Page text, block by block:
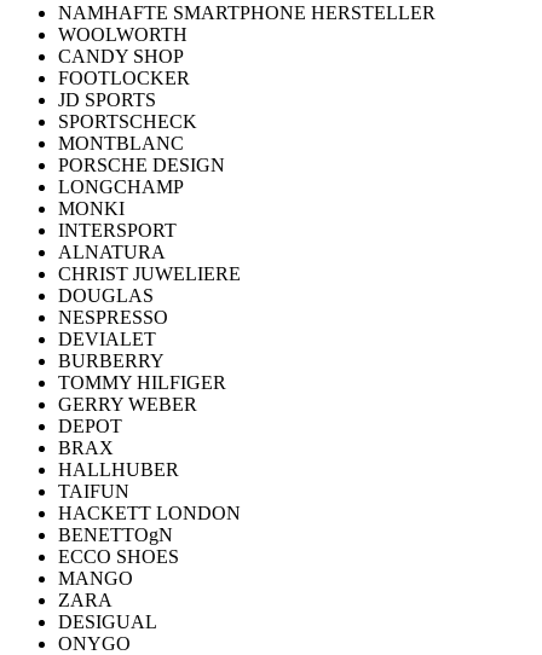
NAMHAFTE SMARTPHONE HERSTELLER
WOOLWORTH
CANDY SHOP
FOOTLOCKER
JD SPORTS
SPORTSCHECK
MONTBLANC
PORSCHE DESIGN
LONGCHAMP
MONKI
INTERSPORT
ALNATURA
CHRIST JUWELIERE
DOUGLAS
NESPRESSO
DEVIALET
BURBERRY
TOMMY HILFIGER
GERRY WEBER
DEPOT
BRAX
HALLHUBER
TAIFUN
HACKETT LONDON
BENETTOgN
ECCO SHOES
MANGO
ZARA
DESIGUAL
ONYGO